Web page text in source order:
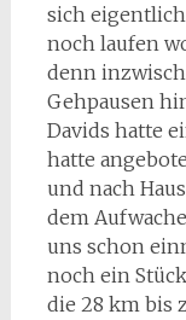
sich
noch laufen
denn
Gehpausen
Davids hatte
hatte
und nach
dem
uns schon
noch ein
die 28 km bis